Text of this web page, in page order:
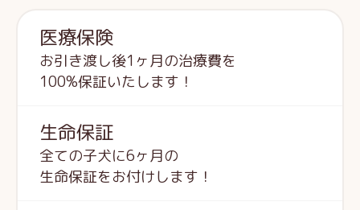
医療保険
お引き渡し後1ヶ月の治療費を
100%保証いたします！
生命保証
全ての子犬に6ヶ月の
生命保証をお付けします！